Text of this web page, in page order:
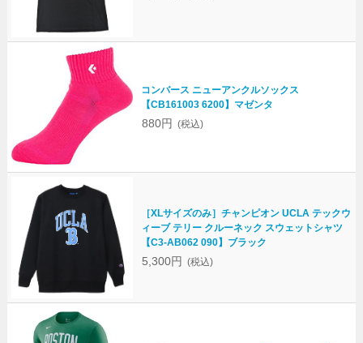
コンバース ニューアンクルソックス
【CB161003 6200】マゼンタ
880円 (税込)
［XLサイズのみ］チャンピオン UCLA テックウ
ィーブ テリー クルーネック スウェットシャツ
【C3-AB062 090】ブラック
5,300円 (税込)